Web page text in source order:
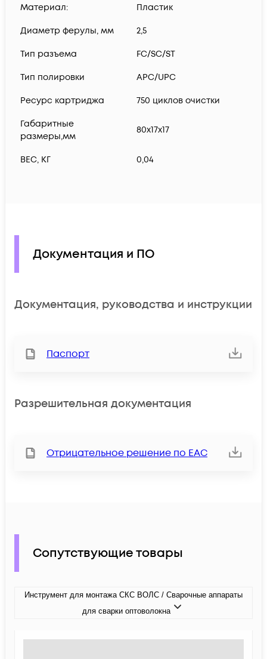
Материал: Пластик
Диаметр ферулы, мм 2,5
Тип разъема FC/SC/ST
Тип полировки APC/UPC
Ресурс картриджа 750 циклов очистки
Габаритные
размеры,мм
80х17х17
ВЕС, КГ 0,04
Документация и ПО
Документация, руководства и инструкции
Паспорт
Разрешительная документация
Отрицательное решение по ЕАС
Сопутствующие товары
Инструмент для монтажа СКС ВОЛС / Сварочные аппараты
для сварки оптоволокна